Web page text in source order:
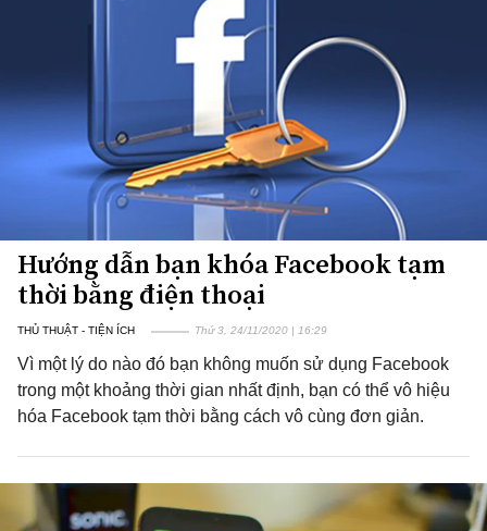
Hướng dẫn bạn khóa Facebook tạm
thời bằng điện thoại
THỦ THUẬT - TIỆN ÍCH Thứ 3, 24/11/2020 | 16:29
Vì một lý do nào đó bạn không muốn sử dụng Facebook
trong một khoảng thời gian nhất định, bạn có thể vô hiệu
hóa Facebook tạm thời bằng cách vô cùng đơn giản.